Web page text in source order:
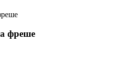
фреше